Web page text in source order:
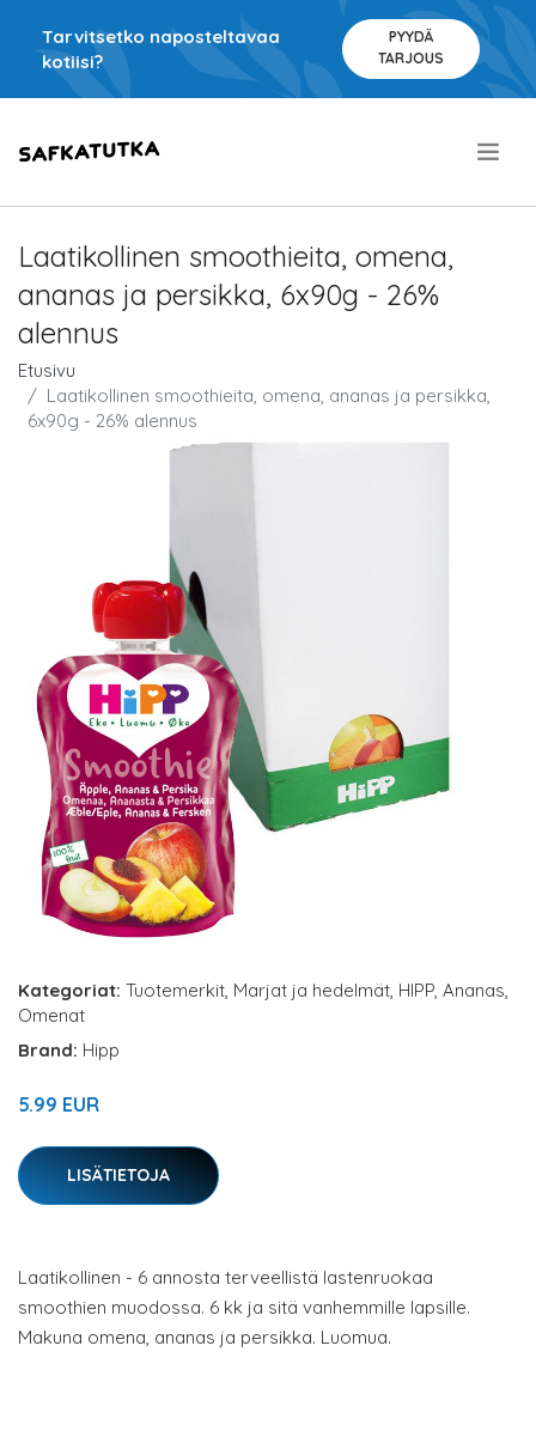
Tarvitsetko naposteltavaa
kotiisi?
PYYDÄ
TARJOUS
Laatikollinen smoothieita, omena,
ananas ja persikka, 6x90g - 26%
alennus
Etusivu
Laatikollinen smoothieita, omena, ananas ja persikka,
6x90g - 26% alennus
Kategoriat: Tuotemerkit, Marjat ja hedelmät, HIPP, Ananas,
Omenat
Brand: Hipp
5.99 EUR
LISÄTIETOJA
Laatikollinen - 6 annosta terveellistä lastenruokaa
smoothien muodossa. 6 kk ja sitä vanhemmille lapsille.
Makuna omena, ananas ja persikka. Luomua.